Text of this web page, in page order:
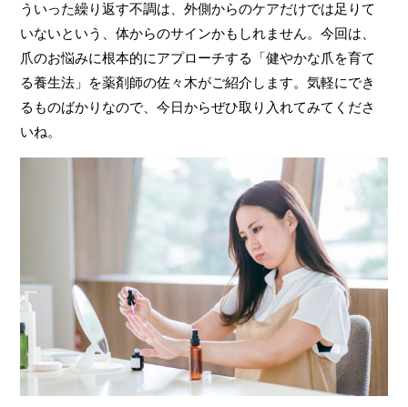
ういった繰り返す不調は、外側からのケアだけでは足りて
いないという、体からのサインかもしれません。今回は、
爪のお悩みに根本的にアプローチする「健やかな爪を育て
る養生法」を薬剤師の佐々木がご紹介します。気軽にでき
るものばかりなので、今日からぜひ取り入れてみてくださ
いね。